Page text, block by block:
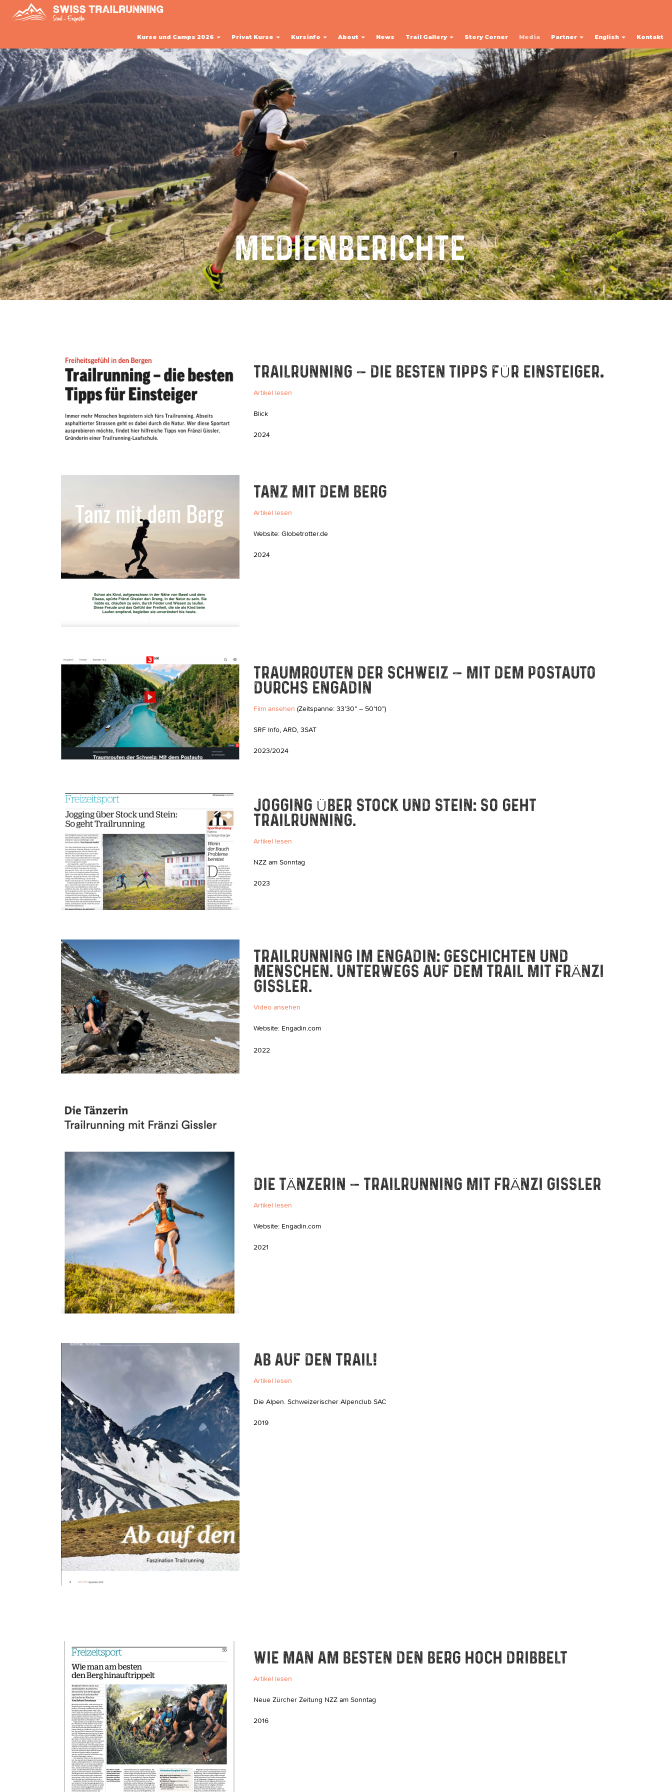
Kurse und Camps 2026 Privat Kurse Kursinfo About News Trail Gallery Story Corner Media Partner English Kontakt
MEDIENBERICHTE
TRAILRUNNING – DIE BESTEN TIPPS FÜR EINSTEIGER.
Artikel lesen
Blick
2024
TANZ MIT DEM BERG
Artikel lesen
Website: Globetrotter.de
2024
TRAUMROUTEN DER SCHWEIZ – MIT DEM POSTAUTO
DURCHS ENGADIN
Film ansehen (Zeitspanne: 33’30” – 50’10”)
SRF Info, ARD, 3SAT
2023/2024
JOGGING ÜBER STOCK UND STEIN: SO GEHT
TRAILRUNNING.
Artikel lesen
NZZ am Sonntag
2023
TRAILRUNNING IM ENGADIN: GESCHICHTEN UND
MENSCHEN. UNTERWEGS AUF DEM TRAIL MIT FRÄNZI
GISSLER.
Video ansehen
Website: Engadin.com
2022
DIE TÄNZERIN – TRAILRUNNING MIT FRÄNZI GISSLER
Artikel lesen
Website: Engadin.com
2021
AB AUF DEN TRAIL!
Artikel lesen
Die Alpen. Schweizerischer Alpenclub SAC
2019
WIE MAN AM BESTEN DEN BERG HOCH DRIBBELT
Artikel lesen
Neue Zürcher Zeitung NZZ am Sonntag
2016